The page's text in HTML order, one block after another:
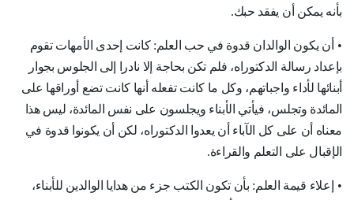
بأنه يمكن أن يفقد حبك.
• أن يكون الوالدان قدوة في حب العلم: كانت إحدى الأمهات تقوم
بإعداد رسالة الدكتوراه، فلم تكن بحاجة إلا نادرا إلى الجلوس بجوار
أبنائها لأداء واجباتهم، وكل ما كانت تفعله أنها كانت تضع أوراقها على
المائدة وتجلس، فيأتي الأبناء ويجلسون على نفس المائدة، ليس هذا
معناه أن على كل الآباء أن يعدوا الدكتوراه، لكن أن يكونوا قدوة في
الإقبال على التعلم والقراءة.
•
إعلاء قيمة العلم: بأن تكون الكتب جزء من هدايا الوالدين للأبناء،